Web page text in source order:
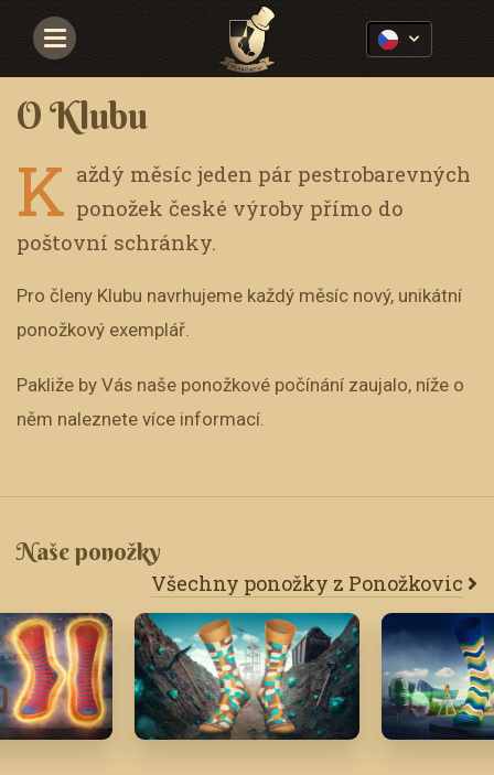
Navigace
O Klubu
K aždý měsíc jeden pár pestrobarevných
ponožek české výroby přímo do
poštovní schránky.
Pro členy Klubu navrhujeme každý měsíc nový, unikátní
ponožkový exemplář.
Pakliže by Vás naše ponožkové počínání zaujalo, níže o
něm naleznete více informací.
Naše ponožky
Všechny ponožky z Ponožkovic